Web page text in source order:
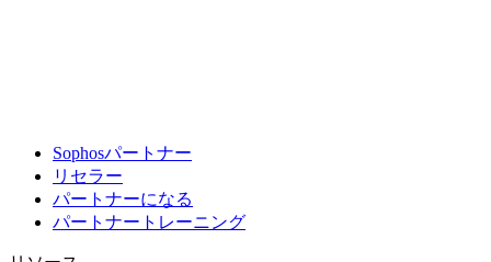
Sophosパートナー
リセラー
パートナーになる
パートナートレーニング